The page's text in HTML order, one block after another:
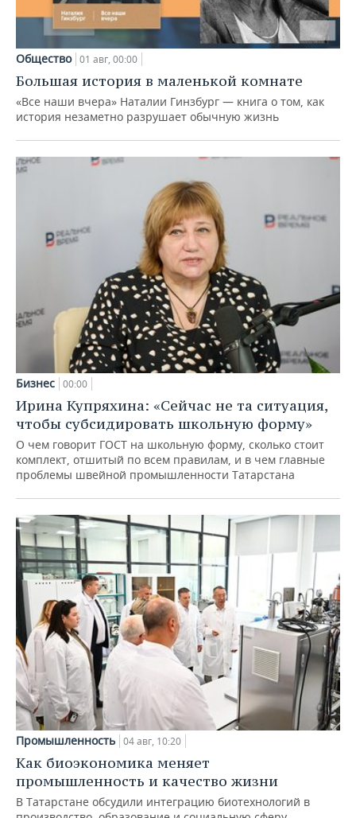
Общество 01 авг, 00:00
Большая история в маленькой комнате
«Все наши вчера» Наталии Гинзбург — книга о том, как
история незаметно разрушает обычную жизнь
Бизнес 00:00
Ирина Купряхина: «Сейчас не та ситуация,
чтобы субсидировать школьную форму»
О чем говорит ГОСТ на школьную форму, сколько стоит
комплект, отшитый по всем правилам, и в чем главные
проблемы швейной промышленности Татарстана
Промышленность 04 авг, 10:20
Как биоэкономика меняет
промышленность и качество жизни
В Татарстане обсудили интеграцию биотехнологий в